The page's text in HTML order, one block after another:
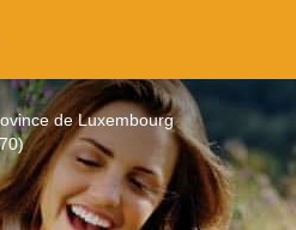
de Luxembourg